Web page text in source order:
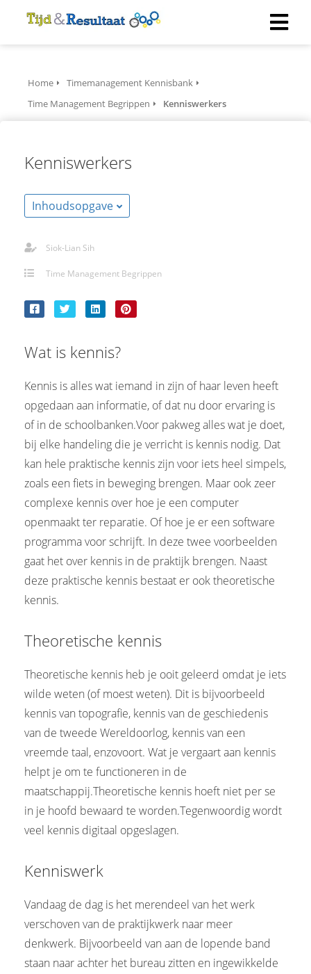
Home
Timemanagement Kennisbank
Time Management Begrippen
Kenniswerkers
Kenniswerkers
Inhoudsopgave
Siok-Lian Sih
Time Management Begrippen
Wat is kennis?
Kennis is alles wat iemand in zijn of haar leven heeft
opgedaan aan informatie, of dat nu door ervaring is
of in de schoolbanken.Voor pakweg alles wat je doet,
bij elke handeling die je verricht is kennis nodig. Dat
kan hele praktische kennis zijn voor iets heel simpels,
zoals een fiets in beweging brengen. Maar ook zeer
complexe kennis over hoe je een computer
openmaakt ter reparatie. Of hoe je er een software
programma voor schrijft. In deze twee voorbeelden
gaat het over kennis in de praktijk brengen. Naast
deze praktische kennis bestaat er ook theoretische
kennis.
Theoretische kennis
Theoretische kennis heb je ooit geleerd omdat je iets
wilde weten (of moest weten). Dit is bijvoorbeeld
kennis van topografie, kennis van de geschiedenis
van de tweede Wereldoorlog, kennis van een
vreemde taal, enzovoort. Wat je vergaart aan kennis
helpt je om te functioneren in de
maatschappij.Theoretische kennis hoeft niet per se
in je hoofd bewaard te worden.Tegenwoordig wordt
veel kennis digitaal opgeslagen.
Kenniswerk
Vandaag de dag is het merendeel van het werk
verschoven van de praktijkwerk naar meer
denkwerk. Bijvoorbeeld van aan de lopende band
staan naar achter het bureau zitten en ingewikkelde